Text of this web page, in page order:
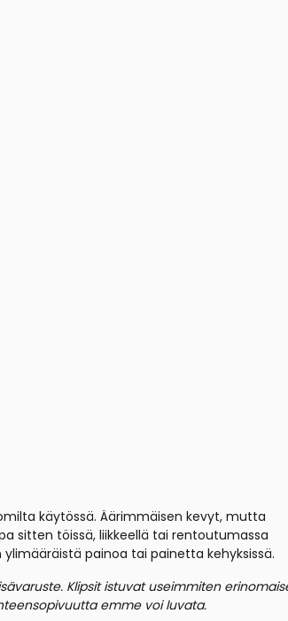
käytössä. Äärimmäisen kevyt, mutta
sitten töissä, liikkeellä tai rentoutumassa
painoa tai painetta kehyksissä.
Klipsit istuvat useimmiten
emme voi luvata.